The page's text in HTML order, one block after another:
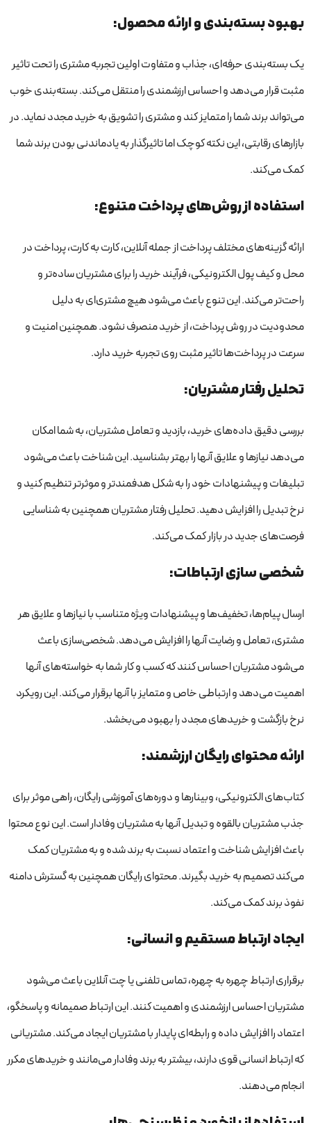
بهبود بسته‌بندی و ارائه محصول:
یک بسته‌بندی حرفه‌ای، جذاب و متفاوت اولین تجربه مشتری را تحت تاثیر
مثبت قرار می‌دهد و احساس ارزشمندی را منتقل می‌کند. بسته‌بندی خوب
می‌تواند برند شما را متمایز کند و مشتری را تشویق به خرید مجدد نماید. در
بازارهای رقابتی، این نکته کوچک اما تاثیرگذار به یادماندنی بودن برند شما
کمک می‌کند.
استفاده از روش‌های پرداخت متنوع:
ارائه گزینه‌های مختلف پرداخت از جمله آنلاین، کارت به کارت، پرداخت در
محل و کیف پول الکترونیکی، فرآیند خرید را برای مشتریان ساده‌تر و
راحت‌تر می‌کند. این تنوع باعث می‌شود هیچ مشتری‌ای به دلیل
محدودیت در روش پرداخت، از خرید منصرف نشود. همچنین امنیت و
سرعت در پرداخت‌ها تاثیر مثبت روی تجربه خرید دارد.
تحلیل رفتار مشتریان:
بررسی دقیق داده‌های خرید، بازدید و تعامل مشتریان، به شما امکان
می‌دهد نیازها و علایق آنها را بهتر بشناسید. این شناخت باعث می‌شود
تبلیغات و پیشنهادات خود را به شکل هدفمندتر و موثرتر تنظیم کنید و
نرخ تبدیل را افزایش دهید. تحلیل رفتار مشتریان همچنین به شناسایی
فرصت‌های جدید در بازار کمک می‌کند.
شخصی سازی ارتباطات:
ارسال پیام‌ها، تخفیف‌ها و پیشنهادات ویژه متناسب با نیازها و علایق هر
مشتری، تعامل و رضایت آنها را افزایش می‌دهد. شخصی‌سازی باعث
می‌شود مشتریان احساس کنند که کسب و کار شما به خواسته‌های آنها
اهمیت می‌دهد و ارتباطی خاص و متمایز با آنها برقرار می‌کند. این رویکرد
نرخ بازگشت و خریدهای مجدد را بهبود می‌بخشد.
ارائه محتوای رایگان ارزشمند:
کتاب‌های الکترونیکی، وبینارها و دوره‌های آموزشی رایگان، راهی موثر برای
جذب مشتریان بالقوه و تبدیل آنها به مشتریان وفادار است. این نوع محتوا
باعث افزایش شناخت و اعتماد نسبت به برند شده و به مشتریان کمک
می‌کند تصمیم به خرید بگیرند. محتوای رایگان همچنین به گسترش دامنه
نفوذ برند کمک می‌کند.
ایجاد ارتباط مستقیم و انسانی:
برقراری ارتباط چهره به چهره، تماس تلفنی یا چت آنلاین باعث می‌شود
مشتریان احساس ارزشمندی و اهمیت کنند. این ارتباط صمیمانه و پاسخگو،
اعتماد را افزایش داده و رابطه‌ای پایدار با مشتریان ایجاد می‌کند. مشتریانی
که ارتباط انسانی قوی دارند، بیشتر به برند وفادار می‌مانند و خریدهای مکرر
انجام می‌دهند.